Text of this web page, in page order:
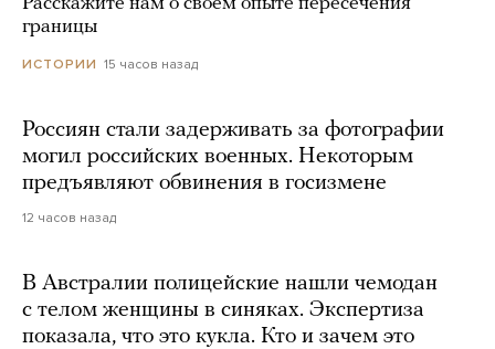
границы
ИСТОРИИ 15 часов назад
Россиян стали задерживать за фотографии
могил российских военных. Некоторым
предъявляют обвинения в госизмене
12 часов назад
В Австралии полицейские нашли чемодан
с телом женщины в синяках. Экспертиза
показала, что это кукла. Кто и зачем это